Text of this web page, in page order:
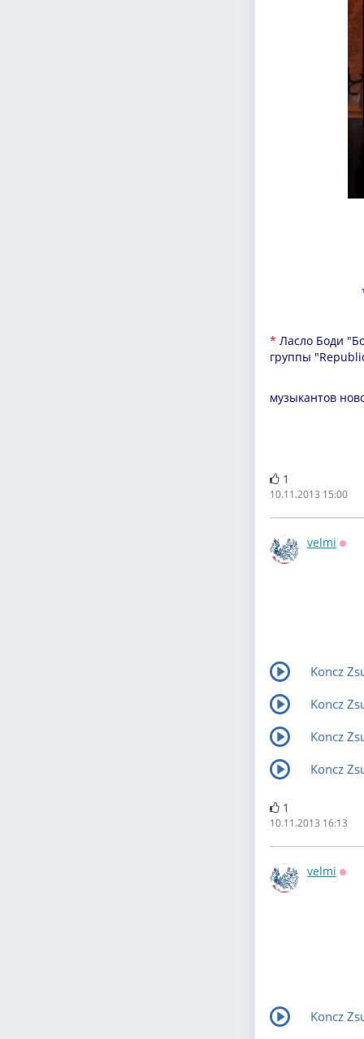
* Ласло Боди
группы
музыкантов
1
10.11.2013 15:00
velmi
Koncz
Koncz
Koncz
Koncz
1
10.11.2013 16:13
velmi
Koncz